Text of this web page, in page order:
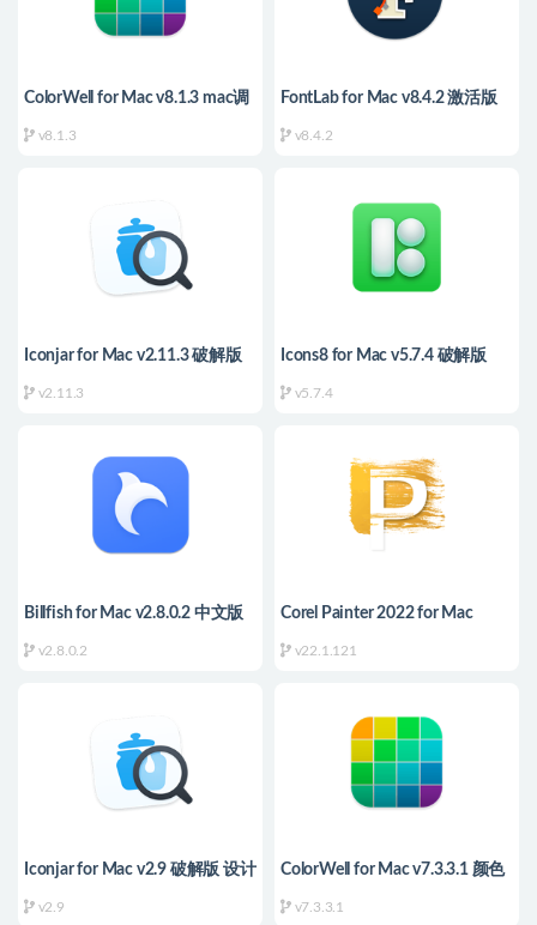
ColorWell for Mac v8.1.3 mac调
v8.1.3
FontLab for Mac v8.4.2 激活版
v8.4.2
Iconjar for Mac v2.11.3 破解版
v2.11.3
Icons8 for Mac v5.7.4 破解版
v5.7.4
Billfish for Mac v2.8.0.2 中文版
v2.8.0.2
Corel Painter 2022 for Mac
图软件
v22.1.121
Iconjar for Mac v2.9 破解版 设计
v2.9
ColorWell for Mac v7.3.3.1 颜色
v7.3.3.1